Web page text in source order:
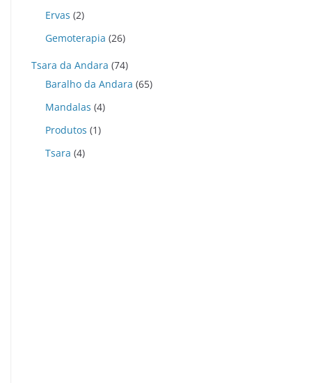
Ervas (2)
Gemoterapia (26)
Tsara da Andara (74)
Baralho da Andara (65)
Mandalas (4)
Produtos (1)
Tsara (4)